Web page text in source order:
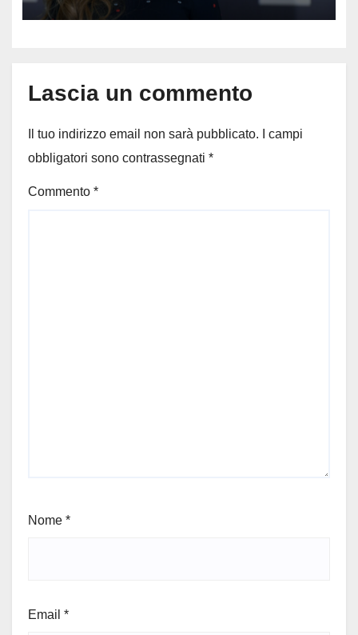
Muti e Monica Guerritore
Lascia un commento
Il tuo indirizzo email non sarà pubblicato.
I campi
obbligatori sono contrassegnati *
Commento *
Nome *
Email *